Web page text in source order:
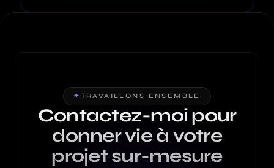
✦ TRAVAILLONS ENSEMBLE
Contactez-moi pour
donner vie à votre
projet sur-mesure